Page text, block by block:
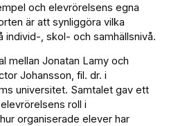
och elevrörelsens egna
är att synliggöra vilka
individ-, skol- och samhällsnivå.
mellan Jonatan Lamy och
Johansson, fil. dr. i
universitet. Samtalet gav ett
roll i
organiserade elever har